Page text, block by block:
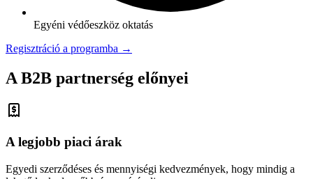
Egyéni védőeszköz oktatás
Regisztráció a programba →
A B2B partnerség előnyei
A legjobb piaci árak
Egyedi szerződéses és mennyiségi kedvezmények, hogy mindig a